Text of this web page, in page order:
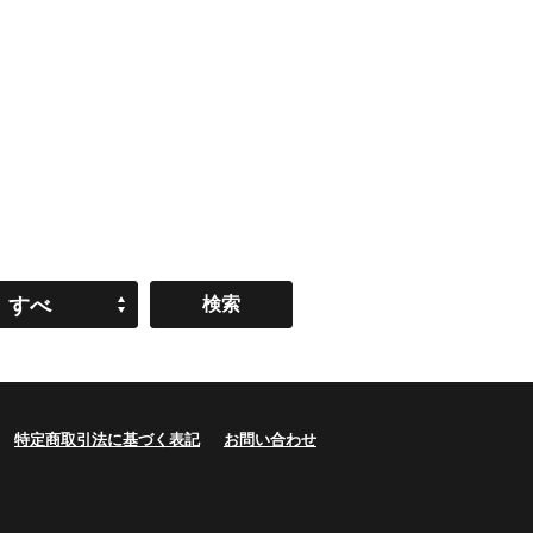
すべ
特定商取引法に基づく表記 お問い合わせ